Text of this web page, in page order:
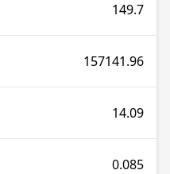
149.7
157141.96
14.09
0.085